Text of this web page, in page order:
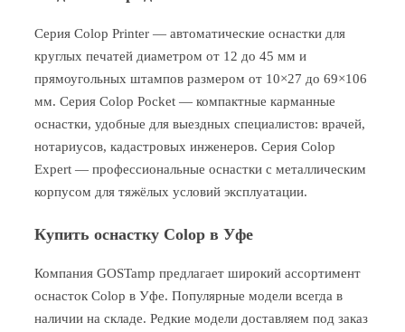
Серия Colop Printer — автоматические оснастки для
круглых печатей диаметром от 12 до 45 мм и
прямоугольных штампов размером от 10×27 до 69×106
мм. Серия Colop Pocket — компактные карманные
оснастки, удобные для выездных специалистов: врачей,
нотариусов, кадастровых инженеров. Серия Colop
Expert — профессиональные оснастки с металлическим
корпусом для тяжёлых условий эксплуатации.
Купить оснастку Colop в Уфе
Компания GOSTamp предлагает широкий ассортимент
оснасток Colop в Уфе. Популярные модели всегда в
наличии на складе. Редкие модели доставляем под заказ